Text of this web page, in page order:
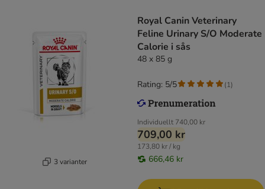
3 varianter
Royal Canin Veterinary
Feline Urinary S/O Moderate
Calorie i sås
48 x 85 g
Individuellt 740,00 kr
709,00 kr
173,80 kr / kg
666,46 kr
Rating: 5/5 (1)